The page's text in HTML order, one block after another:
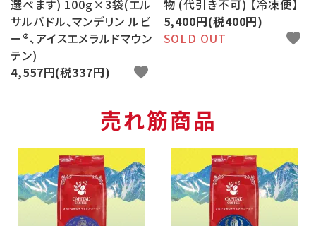
選べます) 100g×3袋(エル
サルバドル、マンデリン ルビ
ー®、アイスエメラルドマウン
テン)
4,557円(税337円)
favorite
物 (代引き不可) 【冷凍便】
5,400円(税400円)
SOLD OUT
favorite
売れ筋商品